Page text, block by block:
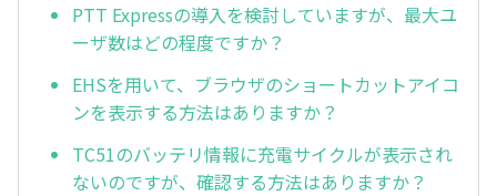
PTT Expressの導入を検討していますが、最大ユ
ーザ数はどの程度ですか？
EHSを用いて、ブラウザのショートカットアイコ
ンを表示する方法はありますか？
TC51のバッテリ情報に充電サイクルが表示され
ないのですが、確認する方法はありますか？